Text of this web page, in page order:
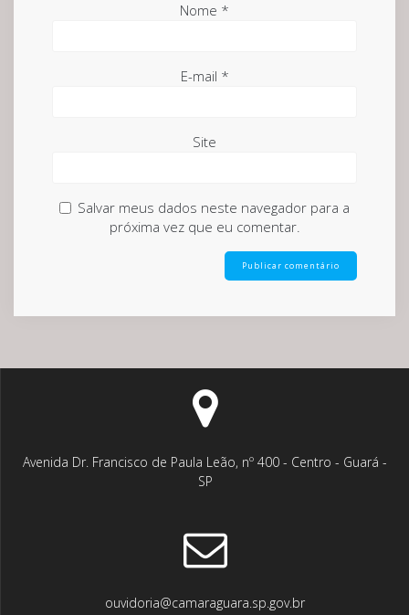
Nome *
E-mail *
Site
Salvar meus dados neste navegador para a
próxima vez que eu comentar.
Avenida Dr. Francisco de Paula Leão, nº 400 - Centro - Guará -
SP
ouvidoria@camaraguara.sp.gov.br